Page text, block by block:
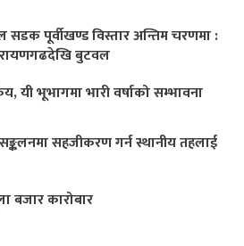
पूर्वीखण्ड विस्तार अन्तिम चरणमा :
बुटवल
यी भूभागमा भारी वर्षाको सम्भावना
सहजीकरण गर्न स्थानीय तहलाई
बजार कारोबार